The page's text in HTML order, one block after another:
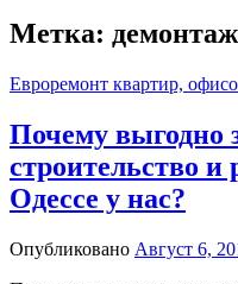
Метка: демонтаж
Евроремонт квартир,
Почему выгодно
строительство и
Одессе у нас?
Опубликовано Август 6,